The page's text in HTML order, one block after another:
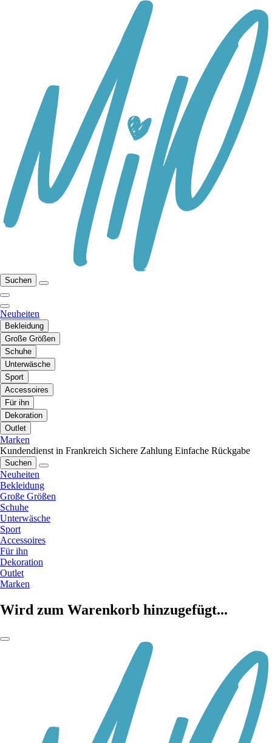
Suchen
Neuheiten
Bekleidung
Große Größen
Schuhe
Unterwäsche
Sport
Accessoires
Für ihn
Dekoration
Outlet
Marken
Kundendienst in Frankreich Sichere Zahlung Einfache Rückgabe
Suchen
Neuheiten
Bekleidung
Große Größen
Schuhe
Unterwäsche
Sport
Accessoires
Für ihn
Dekoration
Outlet
Marken
Wird zum Warenkorb hinzugefügt...